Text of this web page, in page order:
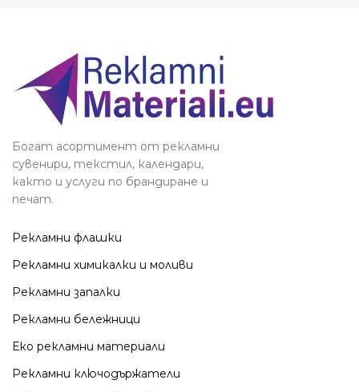
Богат асортимент от рекламни
сувенири, текстил, календари,
както и услуги по брандиране и
печат.
Рекламни флашки
Рекламни химикалки и моливи
Рекламни запалки
Рекламни бележници
Еко рекламни материали
Рекламни ключодържатели